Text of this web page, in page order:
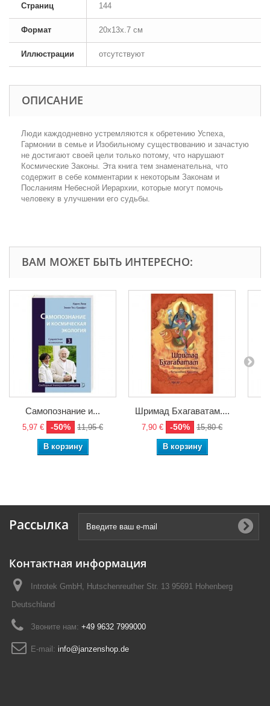
Страниц 144
Формат 20x13x.7 см
Иллюстрации отсутствуют
ОПИСАНИЕ
Люди каждодневно устремляются к обретению Успеха,
Гармонии в семье и Изобильному существованию и зачастую
не достигают своей цели только потому, что нарушают
Космические Законы. Эта книга тем знаменательна, что
содержит в себе комментарии к некоторым Законам и
Посланиям Небесной Иерархии, которые могут помочь
человеку в улучшении его судьбы.
ВАМ МОЖЕТ БЫТЬ ИНТЕРЕСНО:
Самопознание и...
5,97 € -50% 11,95 €
В корзину
Шримад Бхагаватам....
7,90 € -50% 15,80 €
В корзину
Рассылка
Контактная информация
Introtek GmbH, Hutschenreuther Str. 13 95691 Hohenberg
Deutschland
Звоните нам: +49 9632 7999000
E-mail: info@janzenshop.de